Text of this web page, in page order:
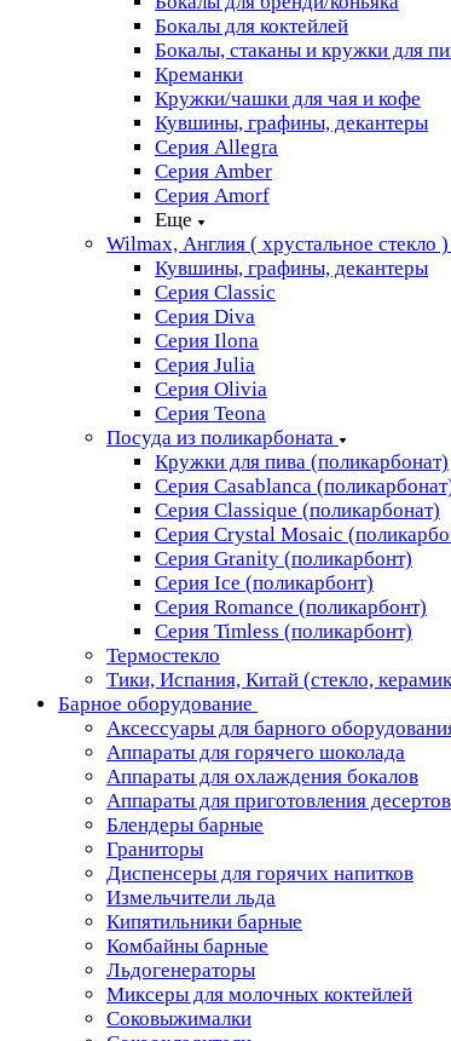
Бокалы для коктейлей
Бокалы, стаканы и кружки для
Креманки
Кружки/чашки для чая и кофе
Кувшины, графины, декантеры
Серия Allegra
Серия Amber
Серия Amorf
Еще
Wilmax, Англия ( хрустальное стекло )
Кувшины, графины, декантеры
Серия Classic
Серия Diva
Серия Ilona
Серия Julia
Серия Olivia
Серия Teona
Посуда из поликарбоната
Кружки для пива (поликарбонат)
Серия Casablanсa
Серия Classique (поликарбонат)
Серия Crystal Mosaic
Серия Granity (поликарбонт)
Серия Ice (поликарбонт)
Серия Romance (поликарбонт)
Серия Timless (поликарбонт)
Термостекло
Тики, Испания, Китай (стекло,
Барное оборудование
Аксессуары для барного
Аппараты для горячего шоколада
Аппараты для охлаждения бокалов
Аппараты для приготовления десертов
Блендеры барные
Граниторы
Диспенсеры для горячих напитков
Измельчители льда
Кипятильники барные
Комбайны барные
Льдогенераторы
Миксеры для молочных коктейлей
Соковыжималки